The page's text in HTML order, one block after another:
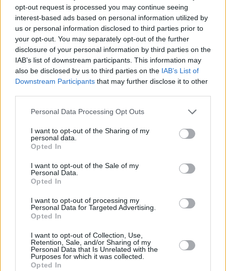
opt-out request is processed you may continue seeing
interest-based ads based on personal information utilized by
us or personal information disclosed to third parties prior to
your opt-out. You may separately opt-out of the further
disclosure of your personal information by third parties on the
IAB’s list of downstream participants. This information may
also be disclosed by us to third parties on theIAB’s List of
Downstream Participantsthat may further disclose it to other
third parties.
personal data.
Opted In
Personal Data.
Opted In
Personal Data for Targeted Advertising.
Opted In
Retention, Sale, and/or Sharing of my
Personal Data that Is Unrelated with the
Purposes for which it was collected.
Opted In
Λίμπερτυ Λέτη – Πολύζου: Νέα στοιχεία για το
θάνατο της γνωστής ιστορικού τέχνης και της
41χρονης κόρης της
Η Μεξικάνικη κυβέρνηση αγοράζει τα όπλα
των πολιτών της – Πόσο κοστίζει το
απόπειρα βιασμού Βιασμός
Πέτρος Φιλιππίδης
ΕΙΔΗΣΕΙΣ ΣΗΜΕΡΑ
Eurobank: Οι οίκοι ανεβάζουν τον πήχη –
Τιμές στόχοι έως 5,40 ευρώ και ανάπτυξη από
το εξωτερικό
Εθνική Τράπεζα: Το «κρυφό χαρτί» των 1,8